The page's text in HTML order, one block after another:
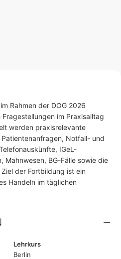
Rahmen der DOG 2026
im Praxisalltag
werden praxisrelevante
Notfall- und
IGeL-
Mahnwesen, BG-Fälle sowie die
der Fortbildung ist ein
Handeln im täglichen
Lehrkurs
Berlin